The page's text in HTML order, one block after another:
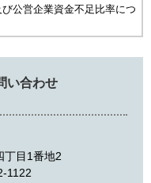
公営企業資金不足比率につ
い合わせ
丁目1番地2
1122